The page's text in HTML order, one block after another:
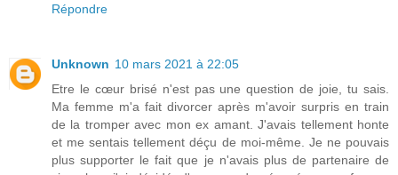
Répondre
Unknown 10 mars 2021 à 22:05
Etre le cœur brisé n'est pas une question de joie, tu sais.
Ma femme m'a fait divorcer après m'avoir surpris en train
de la tromper avec mon ex amant. J'avais tellement honte
et me sentais tellement déçu de moi-même. Je ne pouvais
plus supporter le fait que je n'avais plus de partenaire de